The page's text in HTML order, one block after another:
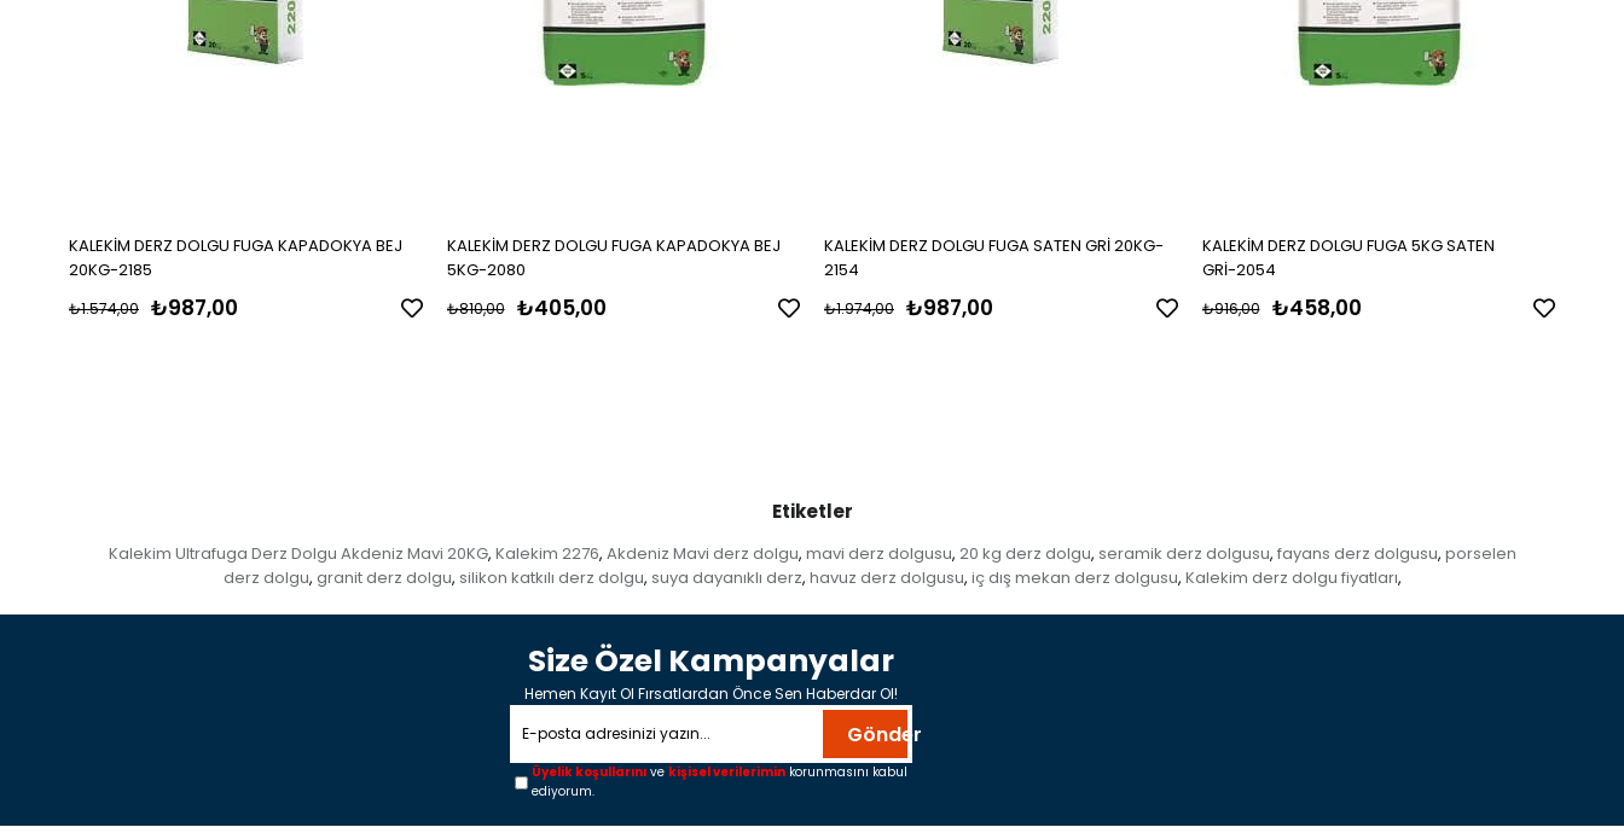
KALEKİM DERZ DOLGU FUGA KAPADOKYA BEJ
20KG-2185
₺987,00
₺1.574,00
KALEKİM DERZ DOLGU FUGA KAPADOKYA BEJ
5KG-2080
₺405,00
₺810,00
KALEKİM DERZ DOLGU FUGA SATEN GRİ 20KG-
2154
₺987,00
₺1.974,00
KALEKİM DERZ DOLGU FUGA 5KG SATEN
GRİ-2054
₺458,00
₺916,00
Etiketler
Kalekim Ultrafuga Derz Dolgu Akdeniz Mavi 20KG, Kalekim 2276, Akdeniz Mavi derz dolgu, mavi derz dolgusu, 20 kg derz dolgu, seramik derz dolgusu, fayans derz dolgusu, porselen
derz dolgu, granit derz dolgu, silikon katkılı derz dolgu, suya dayanıklı derz, havuz derz dolgusu, iç dış mekan derz dolgusu, Kalekim derz dolgu fiyatları,
Size Özel Kampanyalar
Hemen Kayıt Ol Fırsatlardan Önce Sen Haberdar Ol!
Gönder
Üyelik koşullarını ve kişisel verilerimin korunmasını kabul
ediyorum.